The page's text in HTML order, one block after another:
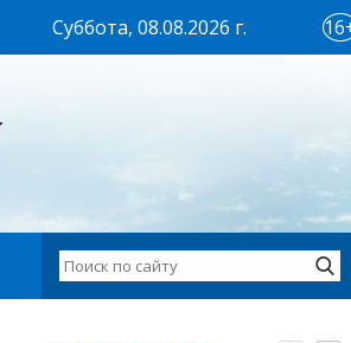
Суббота, 08.08.2026 г.